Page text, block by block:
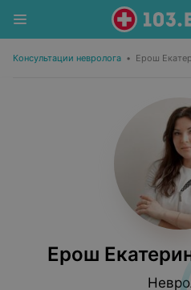
Консультации невролога • Ерош
Ерош